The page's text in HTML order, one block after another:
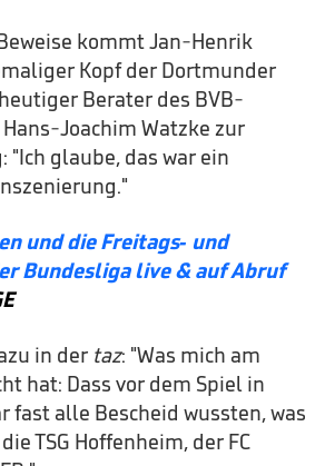
kommt Jan-Henrik
Kopf der Dortmunder
Berater des BVB-
Joachim Watzke zur
"Ich glaube, das war ein
und die Freitags- und
Bundesliga live & auf Abruf
in der taz: "Was mich am
hat: Dass vor dem Spiel in
fast alle Bescheid wussten, was
TSG Hoffenheim, der FC